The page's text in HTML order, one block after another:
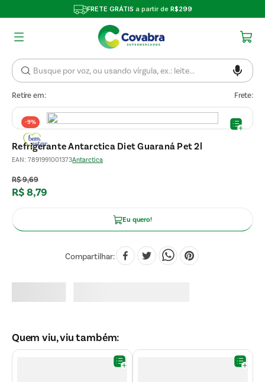
FRETE GRÁTIS a partir de R$299
Retire em: Frete:
-9%
Refrigerante Antarctica Diet Guaraná Pet 2l
EAN: 7891991001373Antarctica
R$9,69
R$8,79
Eu quero!
Compartilhar
Quem viu, viu também: